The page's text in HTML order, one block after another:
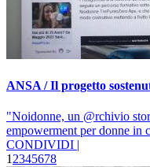
ANSA / Il progetto
"Noidonne, un @rchivio
empowerment per donne in
CONDIVIDI |
1 2345678